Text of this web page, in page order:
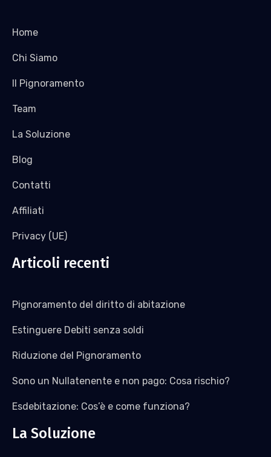
Home
Chi Siamo
Il Pignoramento
Team
La Soluzione
Blog
Contatti
Affiliati
Privacy (UE)
Articoli recenti
Pignoramento del diritto di abitazione
Estinguere Debiti senza soldi
Riduzione del Pignoramento
Sono un Nullatenente e non pago: Cosa rischio?
Esdebitazione: Cos’è e come funziona?
La Soluzione